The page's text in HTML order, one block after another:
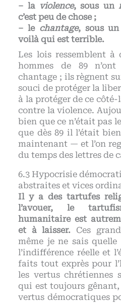
– la violence, sous un
c’est peu de chose ;
– le chantage, sous
voilà qui est terrible.
Les lois ressemblent
hommes de 89
chantage ; ils règnent
souci de protéger la
à la protéger de ce
contre la violence.
bien que ce n’était pas
que dès 89 il l’était
maintenant — et l’on
du temps des lettres de
Hypocrisie
abstraites et vices
Il y a des tartufes
l’avouer, le
humanitaire est
et à laisser. Ces
même je ne sais
l’indifférence réelle et
faits tout exprès pour
les vertus chrétiennes
qui est toujours
vertus démocratiques